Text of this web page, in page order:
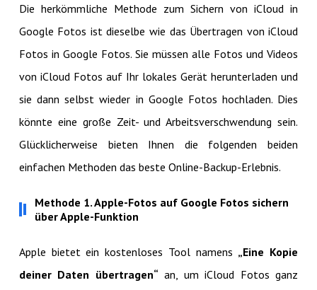
Die herkömmliche Methode zum Sichern von iCloud in
Google Fotos ist dieselbe wie das Übertragen von iCloud
Fotos in Google Fotos. Sie müssen alle Fotos und Videos
von iCloud Fotos auf Ihr lokales Gerät herunterladen und
sie dann selbst wieder in Google Fotos hochladen. Dies
könnte eine große Zeit- und Arbeitsverschwendung sein.
Glücklicherweise bieten Ihnen die folgenden beiden
einfachen Methoden das beste Online-Backup-Erlebnis.
Methode 1. Apple-Fotos auf Google Fotos sichern
über Apple-Funktion
Apple bietet ein kostenloses Tool namens „Eine Kopie
deiner Daten übertragen“ an, um iCloud Fotos ganz